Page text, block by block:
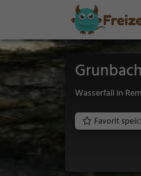
Wasserfall in
Favorit